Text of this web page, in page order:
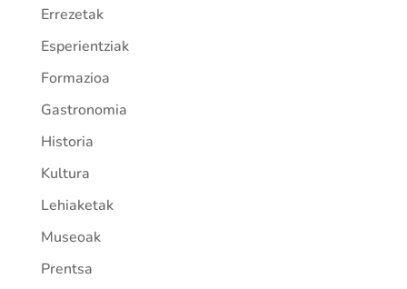
Errezetak
Esperientziak
Formazioa
Gastronomia
Historia
Kultura
Lehiaketak
Museoak
Prentsa